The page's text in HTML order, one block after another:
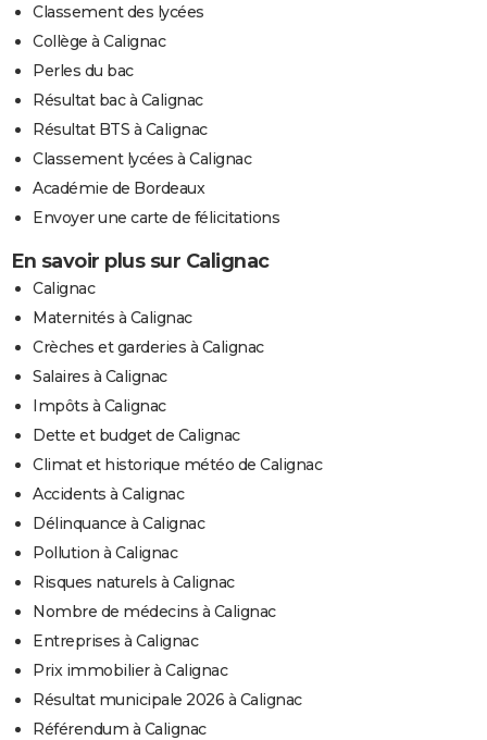
Classement des lycées
Collège à Calignac
Perles du bac
Résultat bac à Calignac
Résultat BTS à Calignac
Classement lycées à Calignac
Académie de Bordeaux
Envoyer une carte de félicitations
En savoir plus sur Calignac
Calignac
Maternités à Calignac
Crèches et garderies à Calignac
Salaires à Calignac
Impôts à Calignac
Dette et budget de Calignac
Climat et historique météo de Calignac
Accidents à Calignac
Délinquance à Calignac
Pollution à Calignac
Risques naturels à Calignac
Nombre de médecins à Calignac
Entreprises à Calignac
Prix immobilier à Calignac
Résultat municipale 2026 à Calignac
Référendum à Calignac